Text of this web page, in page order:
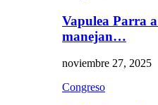
Vapulea Parra
manejan…
noviembre 27, 2025
Congreso